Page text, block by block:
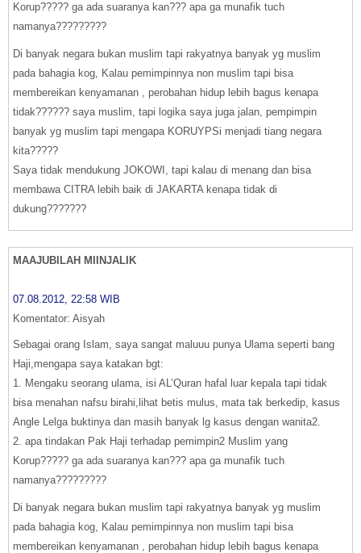
Korup????? ga ada suaranya kan??? apa ga munafik tuch
namanya?????????
Di banyak negara bukan muslim tapi rakyatnya banyak yg muslim
pada bahagia kog, Kalau pemimpinnya non muslim tapi bisa
membereikan kenyamanan , perobahan hidup lebih bagus kenapa
tidak?????? saya muslim, tapi logika saya juga jalan, pempimpin
banyak yg muslim tapi mengapa KORUYPSi menjadi tiang negara
kita?????
Saya tidak mendukung JOKOWI, tapi kalau di menang dan bisa
membawa CITRA lebih baik di JAKARTA kenapa tidak di
dukung???????
MAAJUBILAH MIINJALIK
07.08.2012, 22:58 WIB
Komentator: Aisyah
Sebagai orang Islam, saya sangat maluuu punya Ulama seperti bang
Haji,mengapa saya katakan bgt:
1. Mengaku seorang ulama, isi AL’Quran hafal luar kepala tapi tidak
bisa menahan nafsu birahi,lihat betis mulus, mata tak berkedip, kasus
Angle Lelga buktinya dan masih banyak lg kasus dengan wanita2.
2. apa tindakan Pak Haji terhadap pemimpin2 Muslim yang
Korup????? ga ada suaranya kan??? apa ga munafik tuch
namanya?????????
Di banyak negara bukan muslim tapi rakyatnya banyak yg muslim
pada bahagia kog, Kalau pemimpinnya non muslim tapi bisa
membereikan kenyamanan , perobahan hidup lebih bagus kenapa